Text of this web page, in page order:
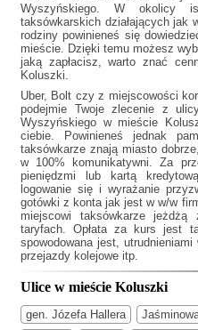
Wyszyńskiego. W okolicy
taksówkarskich działających jak
rodziny powinieneś się
mieście. Dzięki temu możesz
jaką zapłacisz, warto znać
Koluszki.
Uber, Bolt czy z miejscowości
podejmie Twoje zlecenie z
Wyszyńskiego w mieście
ciebie. Powinieneś jednak
taksówkarze znają miasto
w 100% komunikatywni. Za
pieniędzmi lub kartą
logowanie się i wyrażanie
gotówki z konta jak jest w w/w
miejscowi taksówkarze
taryfach. Opłata za kurs jest
spowodowana jest,
przejazdy kolejowe itp.
Ulice w mieście Koluszki
gen. Józefa Hallera